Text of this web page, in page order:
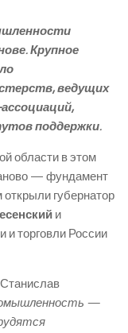
Крупное
ведущих
поддержки.
области в этом
— фундамент
открыли губернатор
и
и торговли России
—